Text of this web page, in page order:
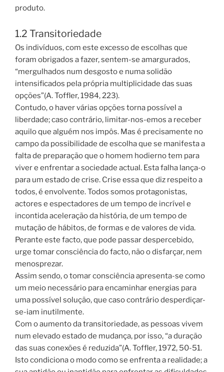
produto.
1.2 Transitoriedade
Os indivíduos, com este excesso de escolhas que
foram obrigados a fazer, sentem-se amargurados,
“mergulhados num desgosto e numa solidão
intensificados pela própria multiplicidade das suas
opções”(A. Toffler, 1984, 223).
Contudo, o haver várias opções torna possível a
liberdade; caso contrário, limitar-nos-emos a receber
aquilo que alguém nos impôs. Mas é precisamente no
campo da possibilidade de escolha que se manifesta a
falta de preparação que o homem hodierno tem para
viver e enfrentar a sociedade actual. Esta falha lança-o
para um estado de crise. Crise essa que diz respeito a
todos, é envolvente. Todos somos protagonistas,
actores e espectadores de um tempo de incrível e
incontida aceleração da história, de um tempo de
mutação de hábitos, de formas e de valores de vida.
Perante este facto, que pode passar despercebido,
urge tomar consciência do facto, não o disfarçar, nem
menosprezar.
Assim sendo, o tomar consciência apresenta-se como
um meio necessário para encaminhar energias para
uma possível solução, que caso contrário desperdiçar-
se-iam inutilmente.
Com o aumento da transitoriedade, as pessoas vivem
num elevado estado de mudança, por isso, “a duração
das suas conexões é reduzida”(A. Toffler, 1972, 50-51.
Isto condiciona o modo como se enfrenta a realidade; a